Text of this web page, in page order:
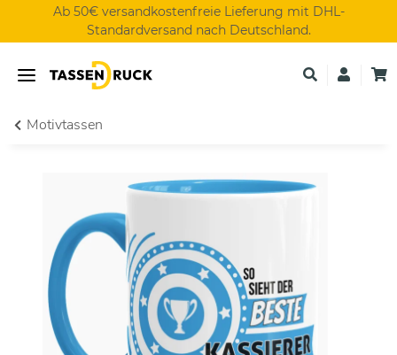
Ab 50€ versandkostenfreie Lieferung mit DHL-
Standardversand nach Deutschland.
Motivtassen